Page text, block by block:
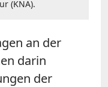
(KNA).
an der
darin
der